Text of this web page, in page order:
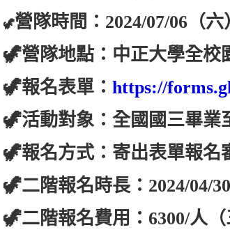
🦖營隊時間：2024/07/06（六
🦖營隊地點：中正大學全校
🦖報名表單： https://
🦖活動對象：全國國三畢業
🦖報名方式：寄出表單報名
🦖二階報名時長：2024/04/
🦖二階報名費用：6300/人（